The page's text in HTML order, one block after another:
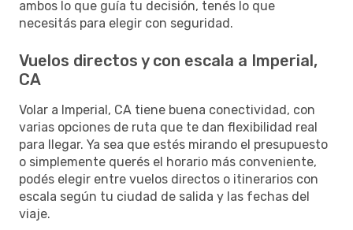
ambos lo que guía tu decisión, tenés lo que
necesitás para elegir con seguridad.
Vuelos directos y con escala a Imperial,
CA
Volar a Imperial, CA tiene buena conectividad, con
varias opciones de ruta que te dan flexibilidad real
para llegar. Ya sea que estés mirando el presupuesto
o simplemente querés el horario más conveniente,
podés elegir entre vuelos directos o itinerarios con
escala según tu ciudad de salida y las fechas del
viaje.